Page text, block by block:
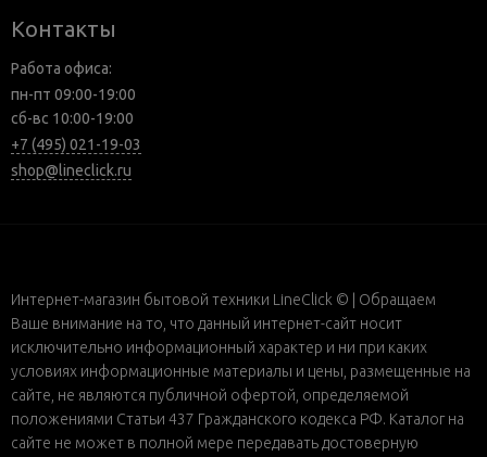
Контакты
Работа офиса:
пн-пт 09:00-19:00
сб-вс 10:00-19:00
+7 (495) 021-19-03
shop@lineclick.ru
Интернет-магазин бытовой техники LineClick © | Обращаем
Ваше внимание на то, что данный интернет-сайт носит
исключительно информационный характер и ни при каких
условиях информационные материалы и цены, размещенные на
сайте, не являются публичной офертой, определяемой
положениями Статьи 437 Гражданского кодекса РФ. Каталог на
сайте не может в полной мере передавать достоверную